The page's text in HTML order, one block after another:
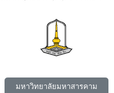
มหาวิทยาลัยมหาสารคาม